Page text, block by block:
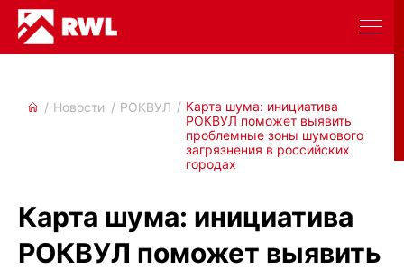
Новости РОКВУЛ
Карта шума: инициатива
РОКВУЛ поможет выявить
проблемные зоны шумового
загрязнения в российских
городах
Карта шума: инициатива
РОКВУЛ поможет выявить